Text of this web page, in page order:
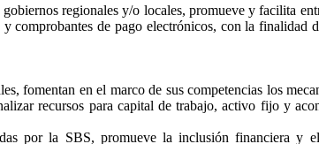
regionales y/o locales, promueve y facilita
de pago electrónicos, con la finalidad
fomentan en el marco de sus competencias los
recursos para capital de trabajo, activo fijo y
por la SBS, promueve la inclusión financiera y